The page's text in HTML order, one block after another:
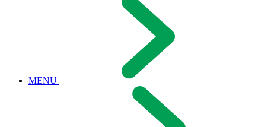
MENU